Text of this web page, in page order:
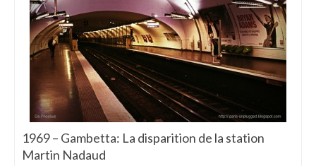
1969 – Gambetta: La disparition de la station
Martin Nadaud